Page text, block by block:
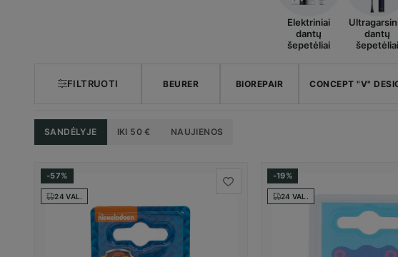
Elektriniai
dantų
šepetėliai
dantų
šepetėliai
FILTRUOTI BEURER BIOREPAIR CONCEPT "V"
SANDĖLYJE IKI 50 € NAUJIENOS
-57%
24 VAL.
-19%
24 VAL.